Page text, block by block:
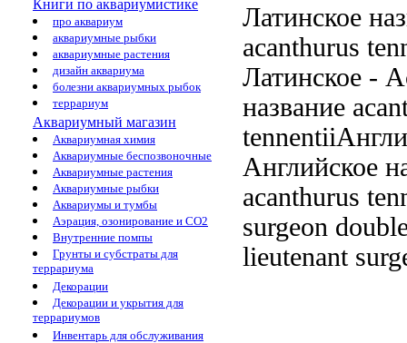
Книги по аквариумистике
про аквариум
аквариумные рыбки
аквариумные растения
дизайн аквариума
болезни аквариумных рыбок
террариум
Аквариумный магазин
Аквариумная химия
Аквариумные беспозвоночные
Аквариумные растения
Аквариумные рыбки
Аквариумы и тумбы
Аэрация, озонирование и CO2
Внутренние помпы
Грунты и субстраты для
террариума
Декорации
Декорации и укрытия для
террариумов
Инвентарь для обслуживания
Латинское
acanthurus
Латинское -
название
Английское
acanthurus
surgeon
lieutenant